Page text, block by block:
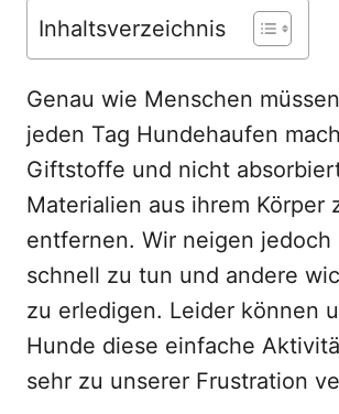
Inhaltsverzeichnis
Genau wie Menschen
jeden Tag Hundehaufen
Giftstoffe und nicht
Materialien aus ihrem Körper
entfernen. Wir neigen jedoch
schnell zu tun und andere
zu erledigen. Leider können
Hunde diese einfache
sehr zu unserer Frustration